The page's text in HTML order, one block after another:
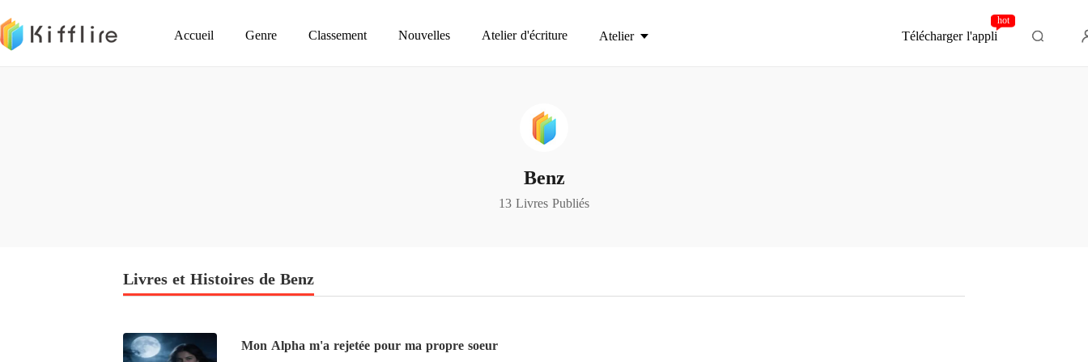
Accueil Genre Classement Nouvelles Atelier d'écriture Atelier Télécharger l'appli
hot
Benz
13 Livres Publiés
Livres et Histoires de Benz
Mon Alpha m'a rejetée pour ma propre soeur